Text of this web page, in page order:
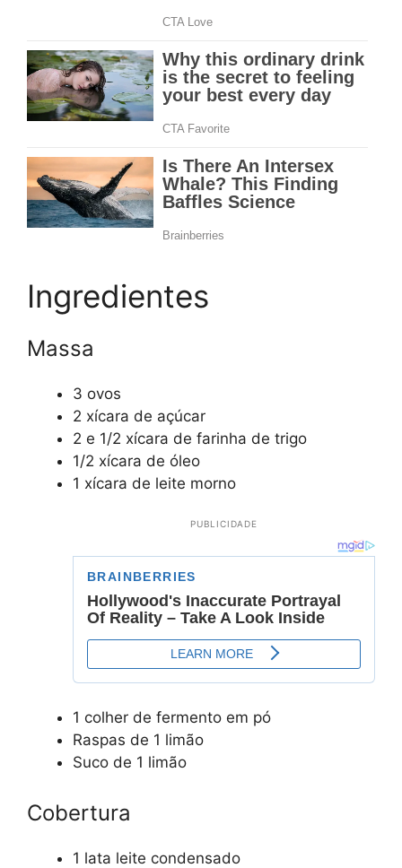
Ingredientes
Massa
3 ovos
2 xícara de açúcar
2 e 1/2 xícara de farinha de trigo
1/2 xícara de óleo
1 xícara de leite morno
PUBLICIDADE
1 colher de fermento em pó
Raspas de 1 limão
Suco de 1 limão
Cobertura
1 lata leite condensado